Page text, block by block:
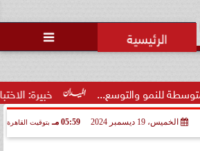

خبيرة: الاختبارات
الخميس، 19 ديسمبر 2024 05:59 مـ بتوقيت القاهرة